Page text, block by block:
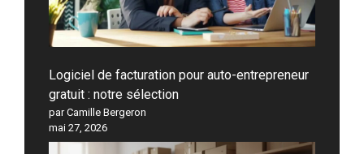
Logiciel de facturation pour auto-entrepreneur
gratuit : notre sélection
par Camille Bergeron
mai 27, 2026